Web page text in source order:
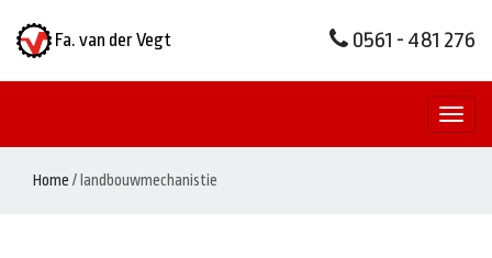
Fa. van der Vegt 0561 - 481 276
Home /landbouwmechanistie